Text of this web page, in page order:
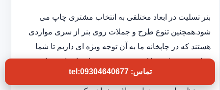
بنر تسلیت در ابعاد مختلفی به انتخاب مشتری چاپ می
شود.همچنین تنوع طرح و جملات روی بنر از سری مواردی
هستند که در چاپخانه ما به آن توجه ویژه ای داریم تا شما
بتوانید بنر تسلیتی با کیفیت و فوری در اختیار داشته باشید.به
این ترتیب بدون اتلاف وقت و در کوتاهترین زمان بنر
تماس: tel:09304640677